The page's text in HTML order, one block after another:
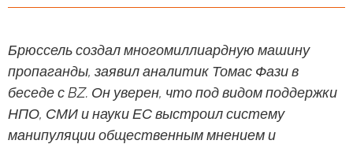
Брюссель создал многомиллиардную машину
пропаганды, заявил аналитик Томас Фази в
беседе с BZ. Он уверен, что под видом поддержки
НПО, СМИ и науки ЕС выстроил систему
манипуляции общественным мнением и